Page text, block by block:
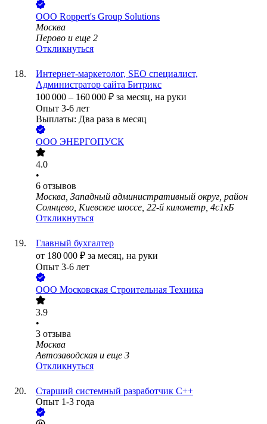
ООО Roppert's Group Solutions
Москва
Перово и еще 2
Откликнуться
Интернет-маркетолог, SEO специалист,
Администратор сайта Битрикс
100 000 – 160 000 ₽ за месяц, на руки
Опыт 3-6 лет
Выплаты: Два раза в месяц
ООО ЭНЕРГОПУСК
4.0
•
6 отзывов
Москва, Западный административный округ, район
Солнцево, Киевское шоссе, 22-й километр, 4с1кБ
Откликнуться
Главный бухгалтер
от 180 000 ₽ за месяц, на руки
Опыт 3-6 лет
ООО Московская Строительная Техника
3.9
•
3 отзыва
Москва
Автозаводская и еще 3
Откликнуться
Старший системный разработчик С++
Опыт 1-3 года